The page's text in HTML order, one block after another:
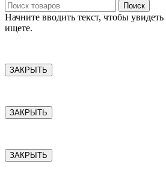
Поиск
Начните вводить текст, чтобы
ищете.
ЗАКРЫТЬ
ЗАКРЫТЬ
ЗАКРЫТЬ